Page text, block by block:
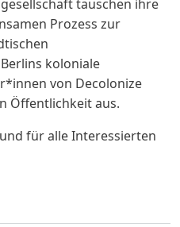
tauschen ihre
Prozess zur
koloniale
von Decolonize
Öffentlichkeit aus.
für alle Interessierten